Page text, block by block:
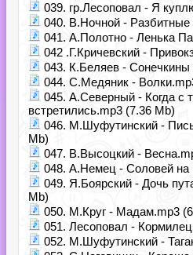
039. гр.Лесоповал - Я
040. В.Ночной - Разбитные
041. А.Полотно - Ленька
042 .Г.Кричевский -
043. К.Беляев -
044. С.Медяник -
045. А.Северный - Когда с
встретились.mp3 (7.36 Mb)
046. М.Шуфутинский -
Mb)
047. В.Высоцкий -
048. А.Немец - Соловей на
049. Я.Боярский - Дочь
Mb)
050. М.Круг - Мадам.mp3
051. Лесоповал -
052. М.Шуфутинский -